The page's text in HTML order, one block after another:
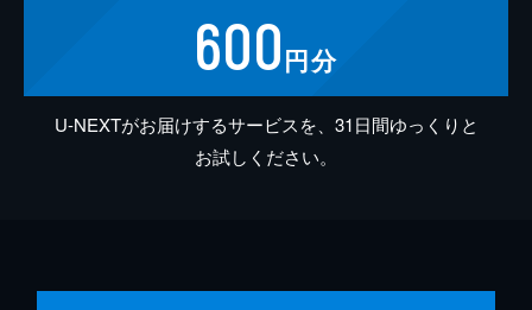
600円分
U-NEXTがお届けするサービスを、31日間ゆっくりと
お試しください。